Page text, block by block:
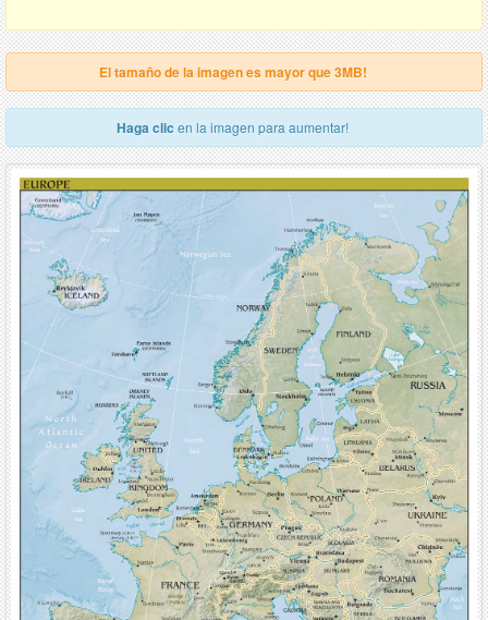
El tamaño de la imagen es mayor que 3MB!
Haga clic en la imagen para aumentar!